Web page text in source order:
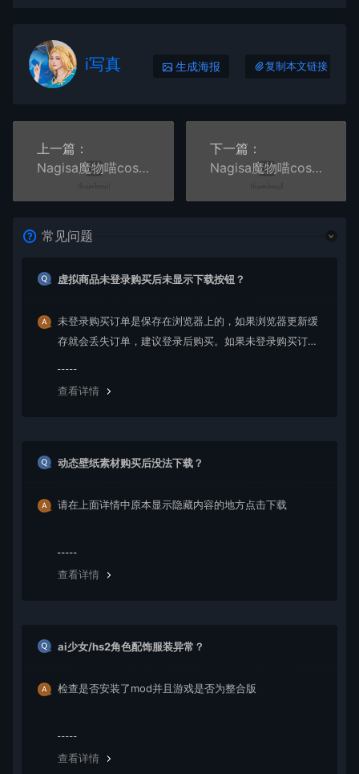
i写真 生成海报 复制本文链接
上一篇：
Nagisa魔物喵cos女仆小姐+生理课+性感看护师写真
下一篇：
Nagisa魔物喵cos写真合集二
常见问题
虚拟商品未登录购买后未显示下载按钮？
未登录购买订单是保存在浏览器上的，如果浏览器更新缓
存就会丢失订单，建议登录后购买。如果未登录购买订单
查看详情
动态壁纸素材购买后没法下载？
请在上面详情中原本显示隐藏内容的地方点击下载
查看详情
ai少女/hs2角色配饰服装异常？
检查是否安装了mod并且游戏是否为整合版
查看详情